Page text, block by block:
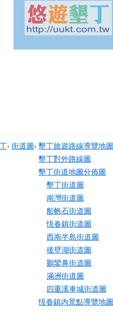
› 街道圖› 墾丁旅遊路線導覽地圖
墾丁對外路線圖
墾丁街道地圖分佈圖
墾丁街道圖
南灣街道圖
船帆石街道圖
恆春鎮街道圖
西南半島街道圖
後壁湖街道圖
鵝鑾鼻街道圖
滿洲街道圖
四重溪車城街道圖
恆春鎮內景點導覽地圖